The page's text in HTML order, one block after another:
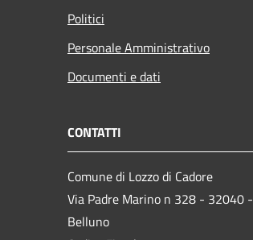
Politici
Personale Amministrativo
Documenti e dati
CONTATTI
Comune di Lozzo di Cadore
Via Padre Marino n 328 - 32040 -
Belluno